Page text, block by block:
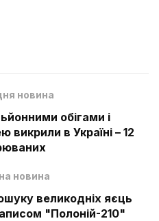
новина
обігами і
в Україні – 12
новина
великодніх яєць
"Полоній-210"